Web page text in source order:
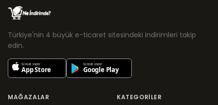
Türkiye'nin 4 büyük e-ticaret sitesindeki indirimleri takip
edin.
MAĞAZALAR KATEGORILER